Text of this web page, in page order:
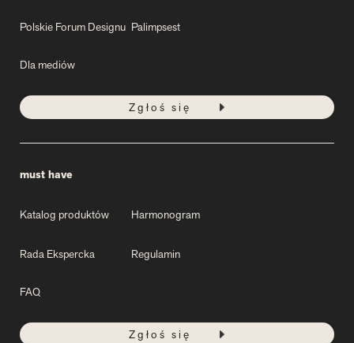
Polskie Forum Designu Palimpsest
Dla mediów
Zgłoś się
must have
Katalog produktów Harmonogram
Rada Ekspercka Regulamin
FAQ
Zgłoś się